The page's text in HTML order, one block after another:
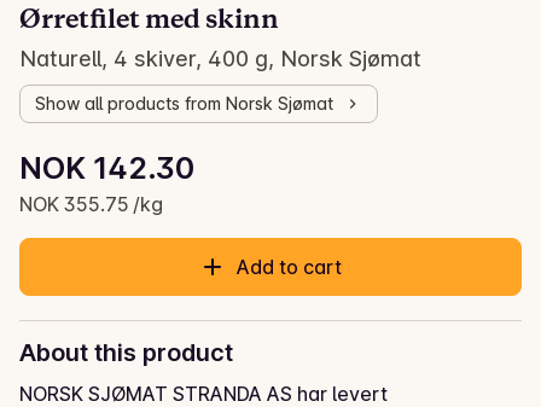
Ørretfilet med skinn
Naturell, 4 skiver, 400 g, Norsk Sjømat
Show all products from Norsk Sjømat
Current price is: NOK 142.30
NOK 142.30
NOK 355.75 /kg
Unit price: NOK 355.75 /kg
Add to cart
About this product
NORSK SJØMAT STRANDA AS har levert